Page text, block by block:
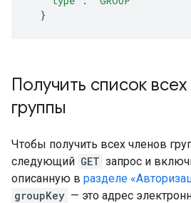
}
Получить список
группы
Чтобы получить всех членов
следующий GET запрос и
описанную в разделе
groupKey — это адрес